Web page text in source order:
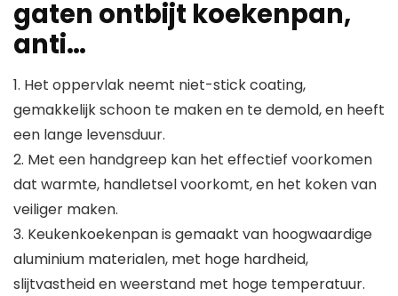
gaten ontbijt koekenpan,
anti…
1. Het oppervlak neemt niet-stick coating,
gemakkelijk schoon te maken en te demold, en heeft
een lange levensduur.
2. Met een handgreep kan het effectief voorkomen
dat warmte, handletsel voorkomt, en het koken van
veiliger maken.
3. Keukenkoekenpan is gemaakt van hoogwaardige
aluminium materialen, met hoge hardheid,
slijtvastheid en weerstand met hoge temperatuur.